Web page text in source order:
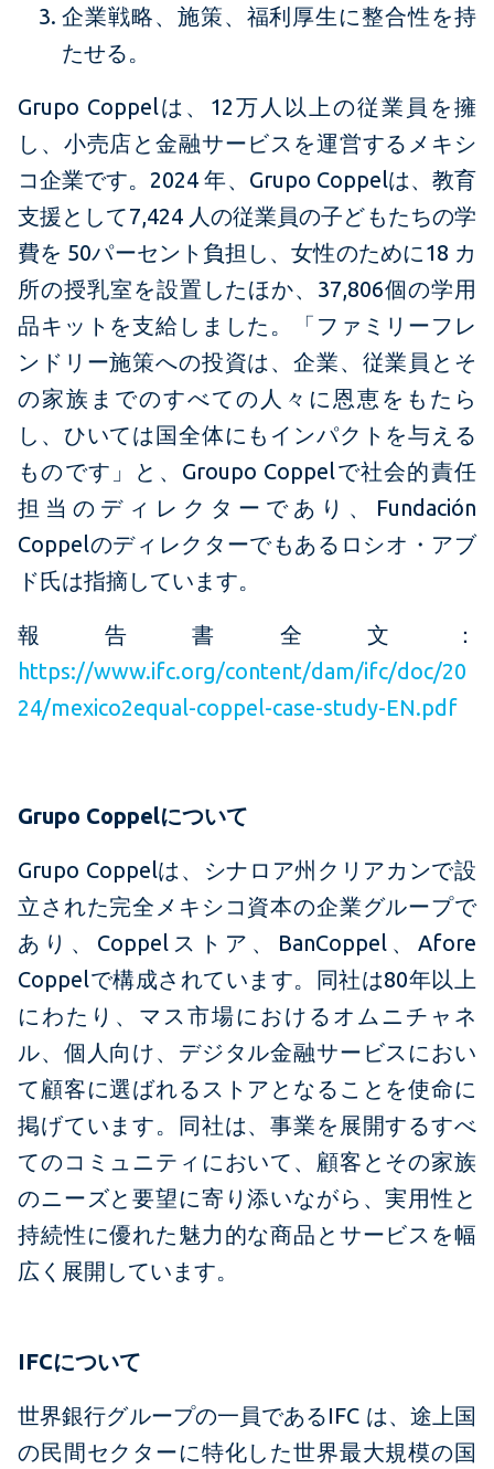
企業戦略、施策、福利厚生に整合性を持
たせる。
Grupo Coppelは、12万人以上の従業員を擁
し、小売店と金融サービスを運営するメキシ
コ企業です。2024 年、Grupo Coppelは、教育
支援として7,424 人の従業員の子どもたちの学
費を 50パーセント負担し、女性のために18 カ
所の授乳室を設置したほか、37,806個の学用
品キットを支給しました。「ファミリーフレ
ンドリー施策への投資は、企業、従業員とそ
の家族までのすべての人々に恩恵をもたら
し、ひいては国全体にもインパクトを与える
ものです」と、Groupo Coppelで社会的責任
担当のディレクターであり、Fundación
Coppelのディレクターでもあるロシオ・アブ
ド氏は指摘しています。
報告書全文：
https://www.ifc.org/content/dam/ifc/doc/20
24/mexico2equal-coppel-case-study-EN.pdf
Grupo Coppelについて
Grupo Coppelは、シナロア州クリアカンで設
立された完全メキシコ資本の企業グループで
あり、Coppelストア、BanCoppel、Afore
Coppelで構成されています。同社は80年以上
にわたり、マス市場におけるオムニチャネ
ル、個人向け、デジタル金融サービスにおい
て顧客に選ばれるストアとなることを使命に
掲げています。同社は、事業を展開するすべ
てのコミュニティにおいて、顧客とその家族
のニーズと要望に寄り添いながら、実用性と
持続性に優れた魅力的な商品とサービスを幅
広く展開しています。
IFCについて
世界銀行グループの一員であるIFC は、途上国
の民間セクターに特化した世界最大規模の国